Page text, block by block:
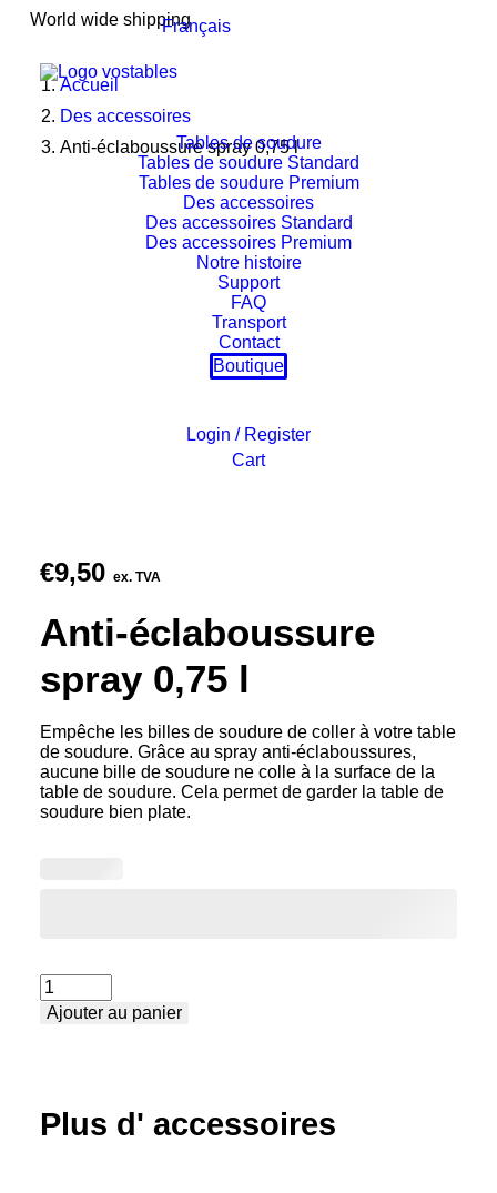
World wide shippingFrançais
Tables de soudure
Tables de soudure Standard
Tables de soudure Premium
Des accessoires
Des accessoires Standard
Des accessoires Premium
Notre histoire
Support
FAQ
Transport
Contact
Boutique
Login / Register
Cart
Accueil
Des accessoires
Anti-éclaboussure spray 0,75 l
€9,50 ex. TVA
Anti-éclaboussure
spray 0,75 l
Empêche les billes de soudure de coller à votre table
de soudure. Grâce au spray anti-éclaboussures,
aucune bille de soudure ne colle à la surface de la
table de soudure. Cela permet de garder la table de
soudure bien plate.
quantité
de
spray
Ajouter au panier
Plus d' accessoires